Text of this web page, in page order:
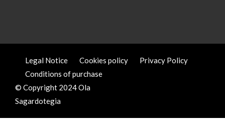
Legal Notice Cookies policy
Privacy Policy
Conditions of purchase
© Copyright 2024 Ola
Sagardotegia